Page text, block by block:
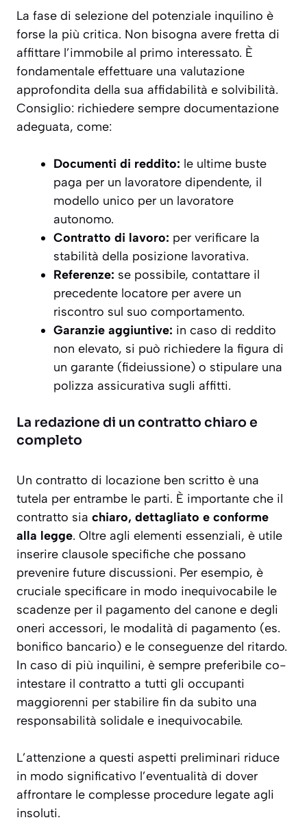
La fase di selezione del potenziale inquilino è
forse la più critica. Non bisogna avere fretta di
affittare l’immobile al primo interessato. È
fondamentale effettuare una valutazione
approfondita della sua affidabilità e solvibilità.
Consiglio: richiedere sempre documentazione
adeguata, come:
Documenti di reddito: le ultime buste
paga per un lavoratore dipendente, il
modello unico per un lavoratore
autonomo.
Contratto di lavoro: per verificare la
stabilità della posizione lavorativa.
Referenze: se possibile, contattare il
precedente locatore per avere un
riscontro sul suo comportamento.
Garanzie aggiuntive: in caso di reddito
non elevato, si può richiedere la figura di
un garante (fideiussione) o stipulare una
polizza assicurativa sugli affitti.
La redazione di un contratto chiaro e
completo
Un contratto di locazione ben scritto è una
tutela per entrambe le parti. È importante che il
contratto sia chiaro, dettagliato e conforme
alla legge. Oltre agli elementi essenziali, è utile
inserire clausole specifiche che possano
prevenire future discussioni. Per esempio, è
cruciale specificare in modo inequivocabile le
scadenze per il pagamento del canone e degli
oneri accessori, le modalità di pagamento (es.
bonifico bancario) e le conseguenze del ritardo.
In caso di più inquilini, è sempre preferibile co-
intestare il contratto a tutti gli occupanti
maggiorenni per stabilire fin da subito una
responsabilità solidale e inequivocabile.
L’attenzione a questi aspetti preliminari riduce
in modo significativo l’eventualità di dover
affrontare le complesse procedure legate agli
insoluti.